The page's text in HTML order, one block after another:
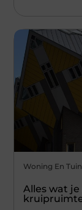
Woning En Tuin
Alles wat